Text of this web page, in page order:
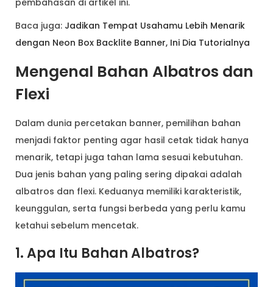
pembahasan di artikel ini.
Baca juga: Jadikan Tempat Usahamu Lebih Menarik
dengan Neon Box Backlite Banner, Ini Dia Tutorialnya
Mengenal Bahan Albatros dan
Flexi
Dalam dunia percetakan banner, pemilihan bahan
menjadi faktor penting agar hasil cetak tidak hanya
menarik, tetapi juga tahan lama sesuai kebutuhan.
Dua jenis bahan yang paling sering dipakai adalah
albatros dan flexi. Keduanya memiliki karakteristik,
keunggulan, serta fungsi berbeda yang perlu kamu
ketahui sebelum mencetak.
1. Apa Itu Bahan Albatros?